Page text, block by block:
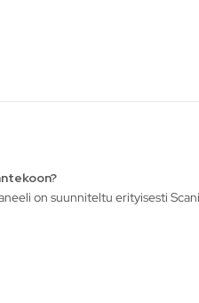
on suunniteltu erityisesti